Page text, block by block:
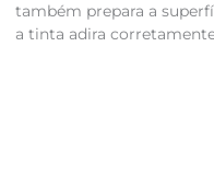
também prepara a
a tinta adira